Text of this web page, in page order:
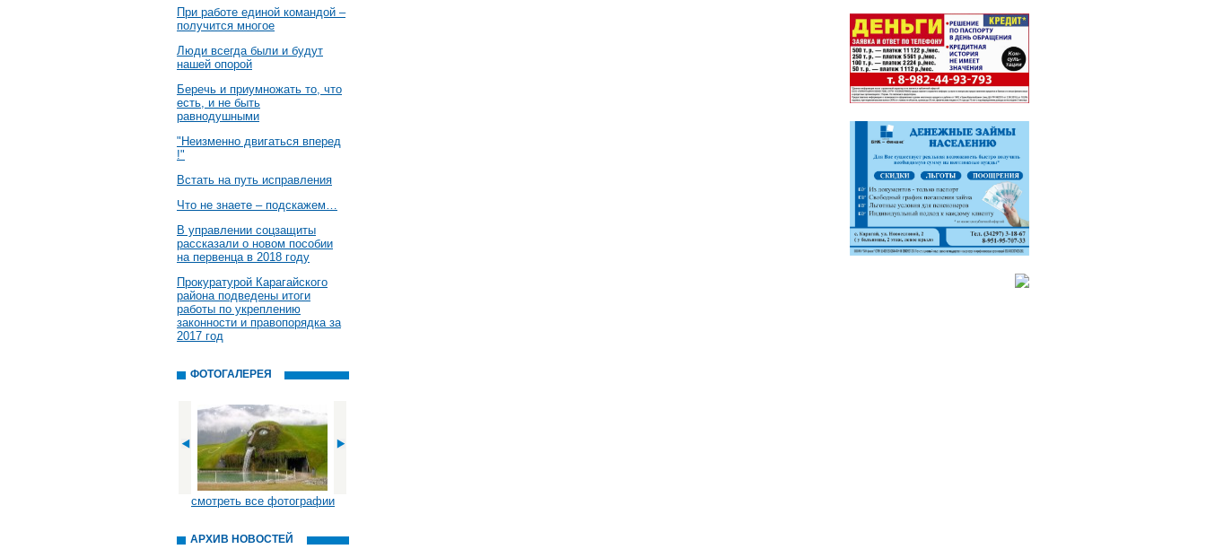
При работе единой командой –
получится многое
Люди всегда были и будут
нашей опорой
Беречь и приумножать то, что
есть, и не быть
равнодушными
"Неизменно двигаться вперед
!"
Встать на путь исправления
Что не знаете – подскажем…
В управлении соцзащиты
рассказали о новом пособии
на первенца в 2018 году
Прокуратурой Карагайского
района подведены итоги
работы по укреплению
законности и правопорядка за
2017 год
ФОТОГАЛЕРЕЯ
смотреть все фотографии
АРХИВ НОВОСТЕЙ